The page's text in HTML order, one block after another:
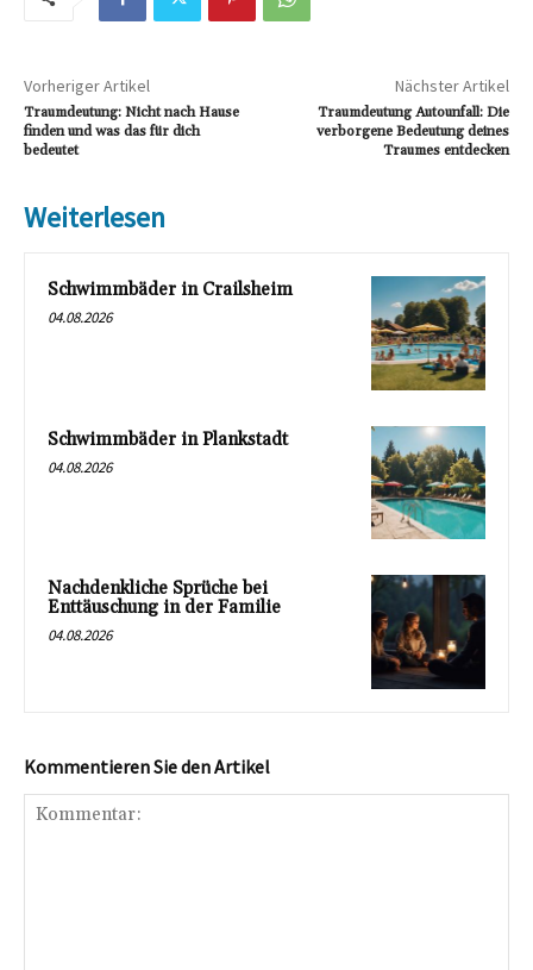
Vorheriger Artikel
Traumdeutung: Nicht nach Hause
finden und was das für dich
bedeutet
Nächster Artikel
Traumdeutung Autounfall: Die
verborgene Bedeutung deines
Traumes entdecken
Weiterlesen
Schwimmbäder in Crailsheim
04.08.2026
Schwimmbäder in Plankstadt
04.08.2026
Nachdenkliche Sprüche bei
Enttäuschung in der Familie
04.08.2026
Kommentieren Sie den Artikel